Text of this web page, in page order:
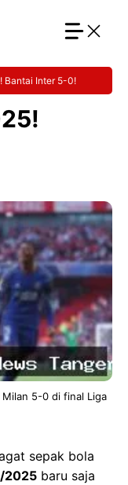
Bantai Inter 5-0!
Milan 5-0 di final Liga
sepak bola
2025 baru saja